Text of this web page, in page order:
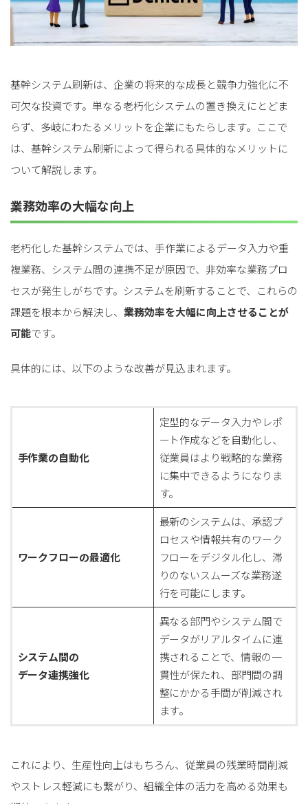
基幹システム刷新は、企業の将来的な成長と競争力強化に不
可欠な投資です。単なる老朽化システムの置き換えにとどま
らず、多岐にわたるメリットを企業にもたらします。ここで
は、基幹システム刷新によって得られる具体的なメリットに
ついて解説します。
業務効率の大幅な向上
老朽化した基幹システムでは、手作業によるデータ入力や重
複業務、システム間の連携不足が原因で、非効率な業務プロ
セスが発生しがちです。システムを刷新することで、これらの
課題を根本から解決し、 業務効率を大幅に向上させることが
可能です。
具体的には、以下のような改善が見込まれます。
手作業の自動化
定型的なデータ入力やレポ
ート作成などを自動化し、
従業員はより戦略的な業務
に集中できるようになりま
す。
ワークフローの最適化
最新のシステムは、承認プ
ロセスや情報共有のワーク
フローをデジタル化し、滞
りのないスムーズな業務遂
行を可能にします。
システム間の
データ連携強化
異なる部門やシステム間で
データがリアルタイムに連
携されることで、情報の一
貫性が保たれ、部門間の調
整にかかる手間が削減され
ます。
これにより、生産性向上はもちろん、従業員の残業時間削減
やストレス軽減にも繋がり、組織全体の活力を高める効果も